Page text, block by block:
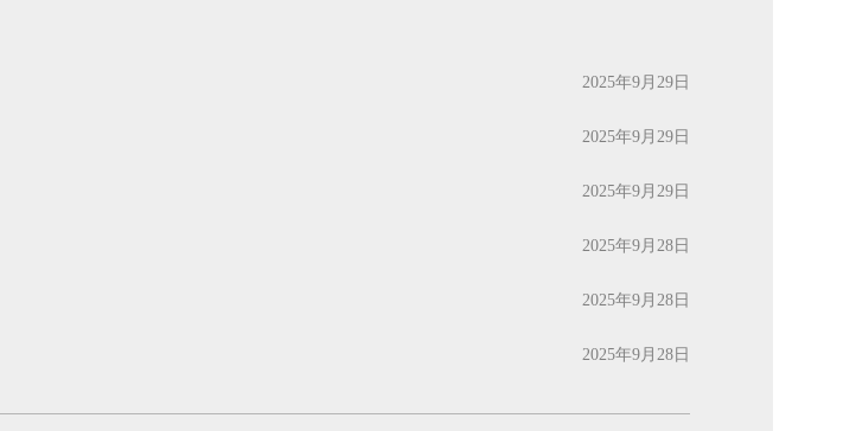
2025年9月29日
2025年9月29日
2025年9月29日
2025年9月28日
2025年9月28日
2025年9月28日